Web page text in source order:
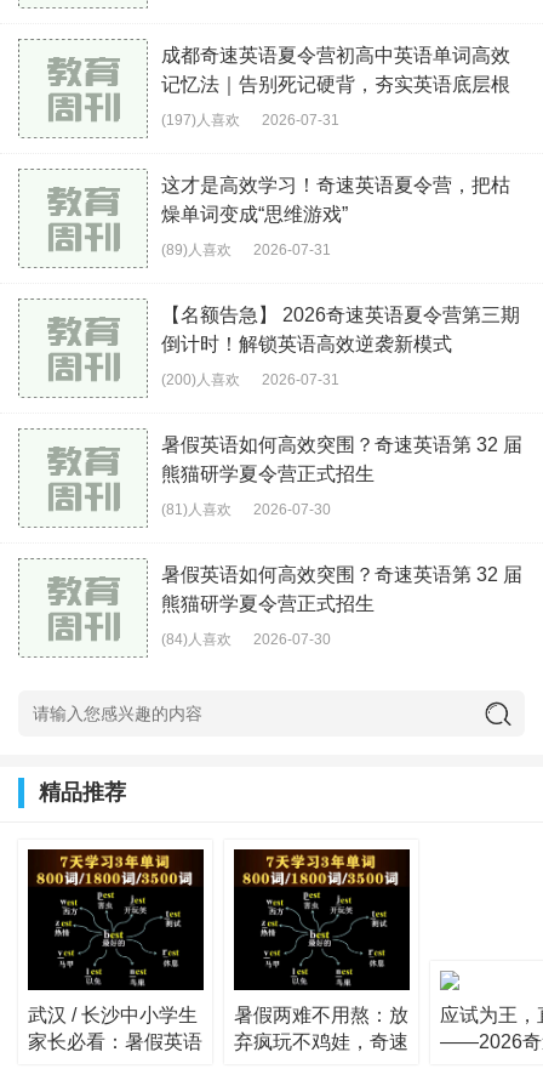
成都奇速英语夏令营初高中英语单词高效
记忆法｜告别死记硬背，夯实英语底层根
基
(197)人喜欢 2026-07-31
这才是高效学习！奇速英语夏令营，把枯
燥单词变成“思维游戏”
(89)人喜欢 2026-07-31
【名额告急】 2026奇速英语夏令营第三期
倒计时！解锁英语高效逆袭新模式
(200)人喜欢 2026-07-31
暑假英语如何高效突围？奇速英语第 32 届
熊猫研学夏令营正式招生
(81)人喜欢 2026-07-30
暑假英语如何高效突围？奇速英语第 32 届
熊猫研学夏令营正式招生
(84)人喜欢 2026-07-30
精品推荐
武汉 / 长沙中小学生
家长必看：暑假英语
暑假两难不用熬：放
弃疯玩不鸡娃，奇速
应试为王，
——2026奇